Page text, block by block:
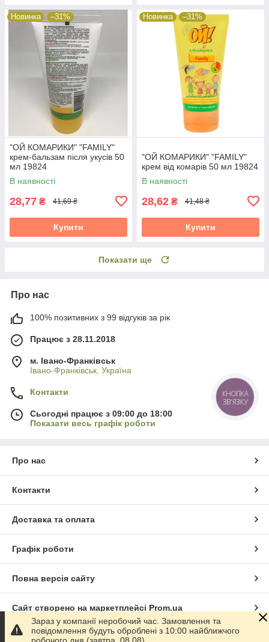
Новинка –31%
"ОЙ КОМАРИКИ" "FAMILY"
крем-бальзам після укусів 50
мл 19824
В наявності
28,77 ₴ 41,69 ₴
Купити
Новинка –31%
"ОЙ КОМАРИКИ" "FAMILY"
крем від комарів 50 мл 19824
В наявності
28,62 ₴ 41,48 ₴
Купити
Показати ще
Про нас
100% позитивних з 99 відгуків за рік
Працює з 28.11.2018
м. Івано-Франківськ
Івано-Франківськ, Україна
Контакти
Сьогодні працює з 09:00 до 18:00
Показати весь графік роботи
Про нас
Контакти
Доставка та оплата
Графік роботи
Повна версія сайту
Сайт створено на маркетплейсі Prom.ua
Політика конфіденційності
Зараз у компанії неробочий час. Замовлення та
повідомлення будуть оброблені з 10:00 найближчого